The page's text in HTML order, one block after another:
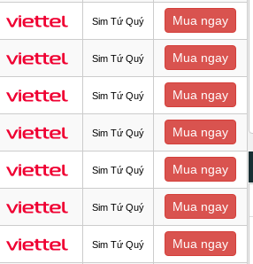
Sim Tứ Quý Mua ngay
Sim Tứ Quý Mua ngay
Sim Tứ Quý Mua ngay
Sim Tứ Quý Mua ngay
Sim Tứ Quý Mua ngay
Sim Tứ Quý Mua ngay
Sim Tứ Quý Mua ngay